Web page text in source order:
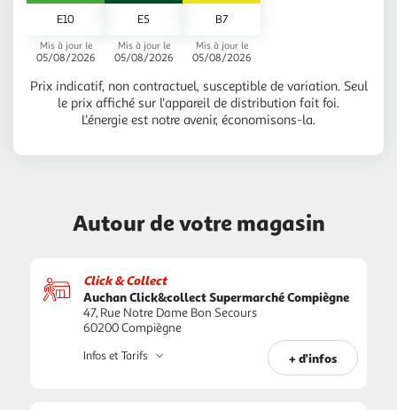
E10
Mis à jour le
05/08/2026
E5
Mis à jour le
05/08/2026
B7
Mis à jour le
05/08/2026
Prix indicatif, non contractuel, susceptible de variation. Seul
le prix affiché sur l'appareil de distribution fait foi.
L'énergie est notre avenir, économisons-la.
Autour de votre magasin
Click & Collect
Auchan Click&collect Supermarché Compiègne
47, Rue Notre Dame Bon Secours
60200 Compiègne
+ d'infos
Infos et Tarifs